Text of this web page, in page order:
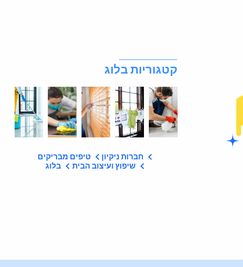
קטגוריות בלוג
חברות ניקיון
טיפים מבריקים
שיפוץ ועיצוב הבית
בלוג